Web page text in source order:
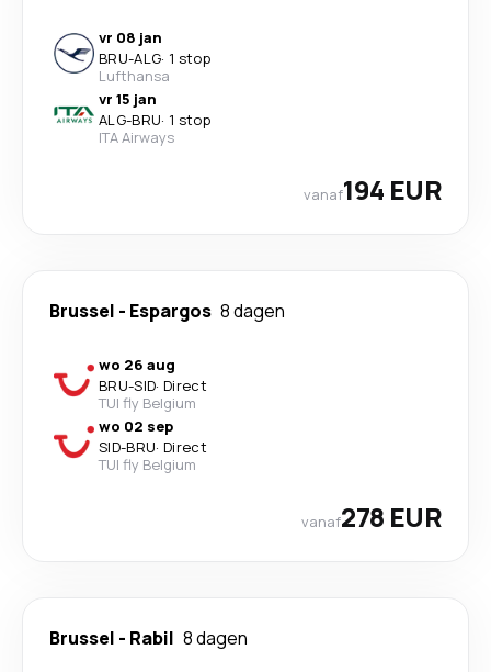
vr 08 jan
BRU-ALG· 1 stop
Lufthansa
vr 15 jan
ALG-BRU· 1 stop
ITA Airways
vanaf194 EUR
Brussel - Espargos 8 dagen
wo 26 aug
BRU-SID· Direct
TUI fly Belgium
wo 02 sep
SID-BRU· Direct
TUI fly Belgium
vanaf278 EUR
Brussel - Rabil 8 dagen